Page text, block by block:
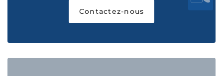
Contactez-nous